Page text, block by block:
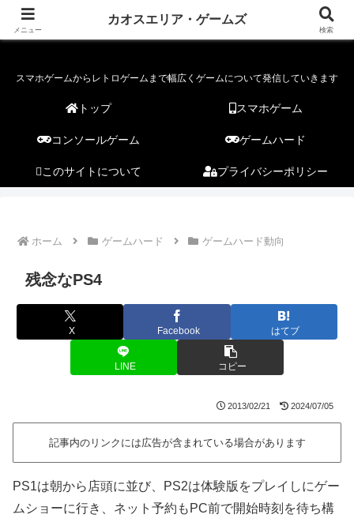
カオスエリア・ゲームズ
スマホゲームからレトロゲームまで幅広くゲームについて発信していきます
トップ スマホゲーム
コンソールゲーム ゲームハード
このサイトについて プライバシーポリシー
ホーム ゲームハード ゲームハード動向
残念なPS4
X Facebook はてブ
LINE コピー
2013/02/21 2024/07/05
記事内のリンクには広告が含まれている場合があります
PS1は朝から店頭に並び、PS2は体験版をプレイしにゲー
ムショーに行き、ネット予約もPC前で開始時刻を待ち構
メニュー
カオスエリア・ゲームズ
検索